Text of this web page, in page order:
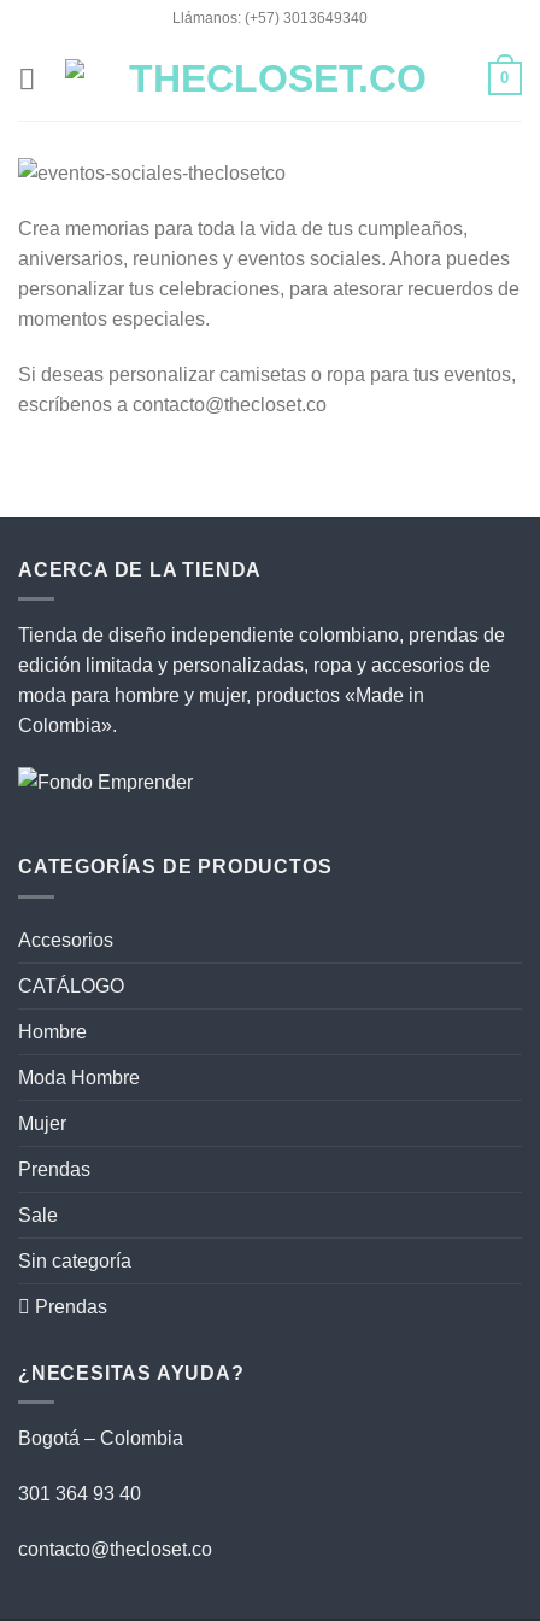
contenido
Llámanos: (+57) 3013649340
0
Crea memorias para toda la vida de tus cumpleaños,
aniversarios, reuniones y eventos sociales. Ahora puedes
personalizar tus celebraciones, para atesorar recuerdos de
momentos especiales.
Si deseas personalizar camisetas o ropa para tus eventos,
escríbenos a contacto@thecloset.co
ACERCA DE LA TIENDA
Tienda de diseño independiente colombiano, prendas de
edición limitada y personalizadas, ropa y accesorios de
moda para hombre y mujer, productos «Made in
Colombia».
CATEGORÍAS DE PRODUCTOS
Accesorios
CATÁLOGO
Hombre
Moda Hombre
Mujer
Prendas
Sale
Sin categoría
 Prendas
¿NECESITAS AYUDA?
Bogotá – Colombia
301 364 93 40
contacto@thecloset.co